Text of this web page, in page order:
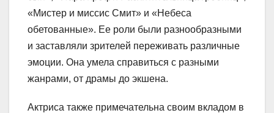
«Мистер и миссис Смит» и «Небеса
обетованные». Ее роли были разнообразными
и заставляли зрителей переживать различные
эмоции. Она умела справиться с разными
жанрами, от драмы до экшена.
Актриса также примечательна своим вкладом в